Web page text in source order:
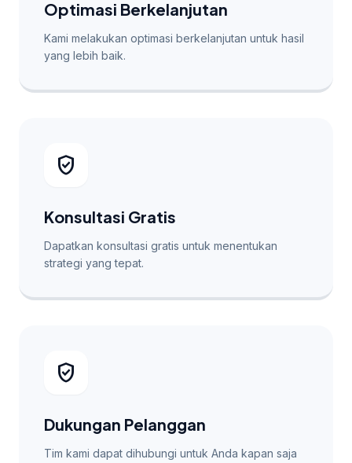
Optimasi Berkelanjutan
Kami melakukan optimasi berkelanjutan untuk hasil
yang lebih baik.
verified_user
Konsultasi Gratis
Dapatkan konsultasi gratis untuk menentukan
strategi yang tepat.
verified_user
Dukungan Pelanggan
Tim kami dapat dihubungi untuk Anda kapan saja